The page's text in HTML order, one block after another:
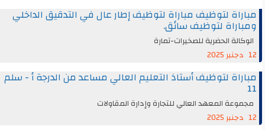
مباراة لتوظيف مباراة لتوظيف إطار عال في التدقيق الداخلي
ومباراة لتوظيف سائق.
الوكالة الحضرية للصخيرات-تمارة
12 دجنبر 2025
مباراة لتوظيف أستاذ التعليم العالي مساعد من الدرجة أ - سلم
11
مجموعة المعهد العالي للتجارة وإدارة المقاولات
12 دجنبر 2025